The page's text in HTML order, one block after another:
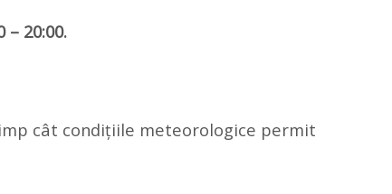
– 20:00.
cât condițiile meteorologice permit